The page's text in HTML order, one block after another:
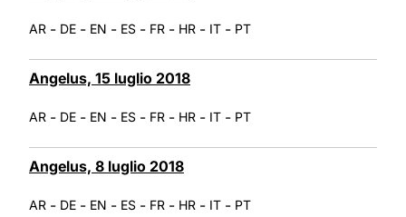
AR - DE - EN - ES - FR - HR - IT - PT
Angelus, 15 luglio 2018
AR - DE - EN - ES - FR - HR - IT - PT
Angelus, 8 luglio 2018
AR - DE - EN - ES - FR - HR - IT - PT